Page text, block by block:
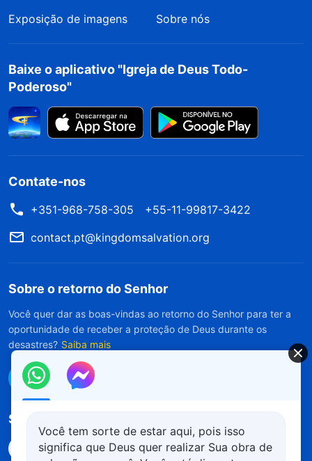
Exposição de imagens
Sobre nós
Baixe o aplicativo "Igreja de Deus Todo-
Poderoso"
Contate-nos
+351-968-758-305
+55-11-99817-3422
contact.pt@kingdomsalvation.org
Sobre o retorno do Senhor
Você quer dar as boas-vindas ao retorno do Senhor para ter a
oportunidade de receber a proteção de Deus durante os
desastres? Saiba mais
Conecte-se conosco no Messenger
Siga-nos
Você tem sorte de estar aqui, pois isso
significa que Deus quer realizar Sua obra de